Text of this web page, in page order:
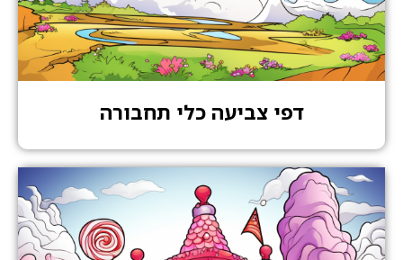
דפי צביעה כלי תחבורה